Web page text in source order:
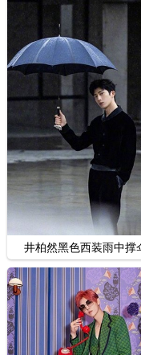
井柏然黑色西装雨中撑